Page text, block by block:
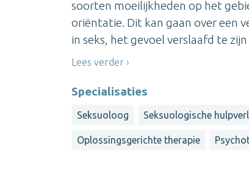
soorten moeilijkheden op het
oriëntatie. Dit kan gaan over een
in seks, het gevoel verslaafd te zijn
Lees verder
Specialisaties
Seksuoloog Seksuologische
Oplossingsgerichte therapie